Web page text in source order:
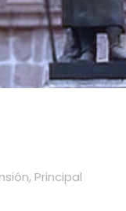
, Principal